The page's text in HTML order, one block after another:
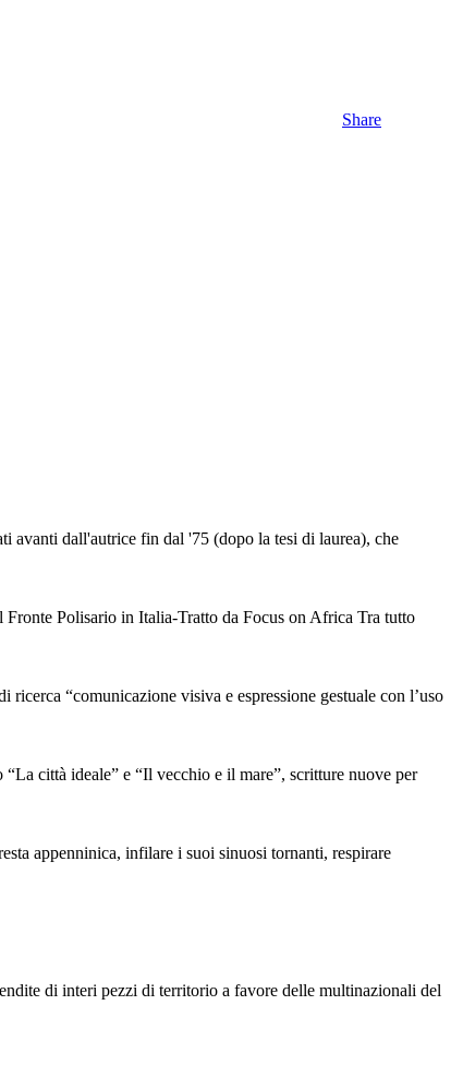
Share
avanti dall'autrice fin dal '75 (dopo la tesi di laurea), che
Polisario in Italia-Tratto da Focus on Africa Tra tutto
“comunicazione visiva e espressione gestuale con l’uso
città ideale” e “Il vecchio e il mare”, scritture nuove per
appenninica, infilare i suoi sinuosi tornanti, respirare
di interi pezzi di territorio a favore delle multinazionali del